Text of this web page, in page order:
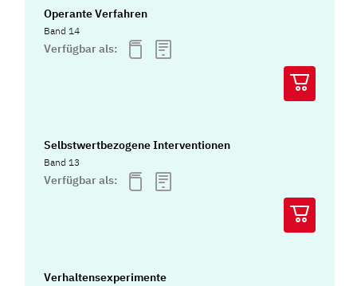
Operante Verfahren
Band 14
Verfügbar als:
Selbstwertbezogene Interventionen
Band 13
Verfügbar als:
Verhaltensexperimente